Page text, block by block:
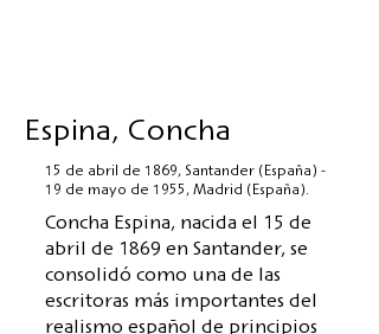
Espina, Concha
15 de abril de 1869, Santander (España) -
19 de mayo de 1955, Madrid (España).
Concha Espina, nacida el 15 de
abril de 1869 en Santander, se
consolidó como una de las
escritoras más importantes del
realismo español de principios